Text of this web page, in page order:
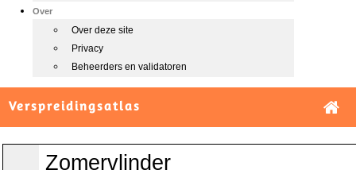
Over
Over deze site
Privacy
Beheerders en validatoren
Verspreidingsatlas